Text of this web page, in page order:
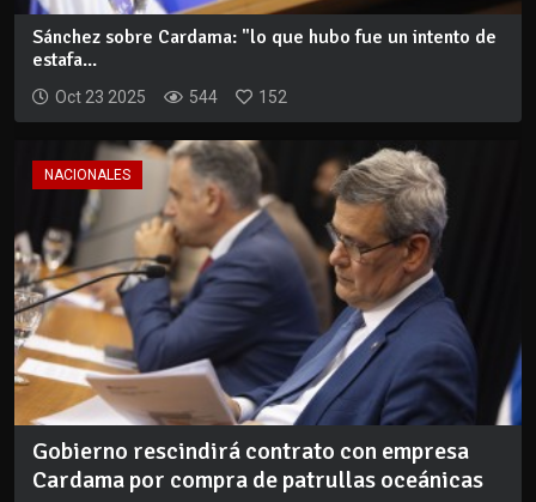
Sánchez sobre Cardama: "lo que hubo fue un intento de
estafa...
Oct 23 2025 544 152
NACIONALES
Gobierno rescindirá contrato con empresa
Cardama por compra de patrullas oceánicas